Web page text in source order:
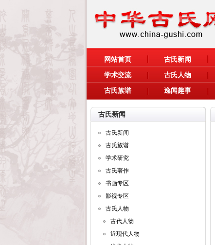
网站首页 古氏新闻
学术交流
古氏人物
古氏族谱
逸闻趣事
古氏新闻
古氏新闻
古氏族谱
学术研究
古氏著作
书画专区
影视专区
古氏人物
古代人物
近现代人物